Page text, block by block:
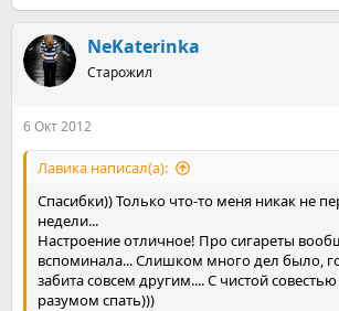
NeKaterinka
Старожил
6 Окт 2012
Лавика написал(а):
Спасибки)) Только что-то меня никак не
недели...
Настроение отличное! Про сигареты
вспоминала... Слишком много дел было,
забита совсем другим.... С чистой
разумом спать)))